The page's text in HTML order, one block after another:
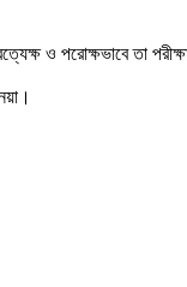
ও পরোক্ষভাবে তা